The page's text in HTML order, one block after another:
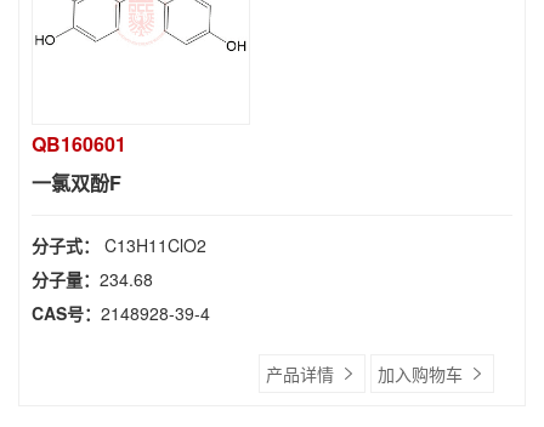
QB160601
一氯双酚F
分子式： C13H11ClO2
分子量： 234.68
CAS号： 2148928-39-4
产品详情 加入购物车